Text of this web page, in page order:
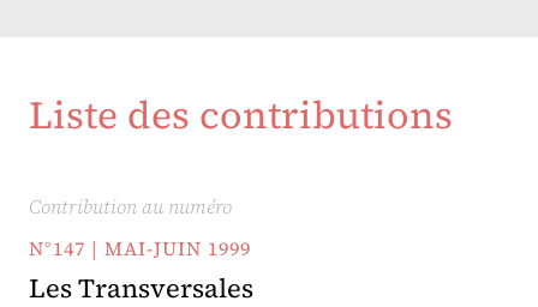
Liste des contributions
Contribution au numéro
N°147 | MAI-JUIN 1999
Les Transversales